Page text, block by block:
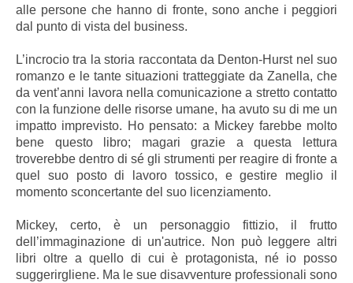
alle persone che hanno di fronte, sono anche i peggiori
dal punto di vista del business.
L’incrocio tra la storia raccontata da Denton-Hurst nel suo
romanzo e le tante situazioni tratteggiate da Zanella, che
da vent’anni lavora nella comunicazione a stretto contatto
con la funzione delle risorse umane, ha avuto su di me un
impatto imprevisto. Ho pensato: a Mickey farebbe molto
bene questo libro; magari grazie a questa lettura
troverebbe dentro di sé gli strumenti per reagire di fronte a
quel suo posto di lavoro tossico, e gestire meglio il
momento sconcertante del suo licenziamento.
Mickey, certo, è un personaggio fittizio, il frutto
dell’immaginazione di un'autrice. Non può leggere altri
libri oltre a quello di cui è protagonista, né io posso
suggerirgliene. Ma le sue disavventure professionali sono